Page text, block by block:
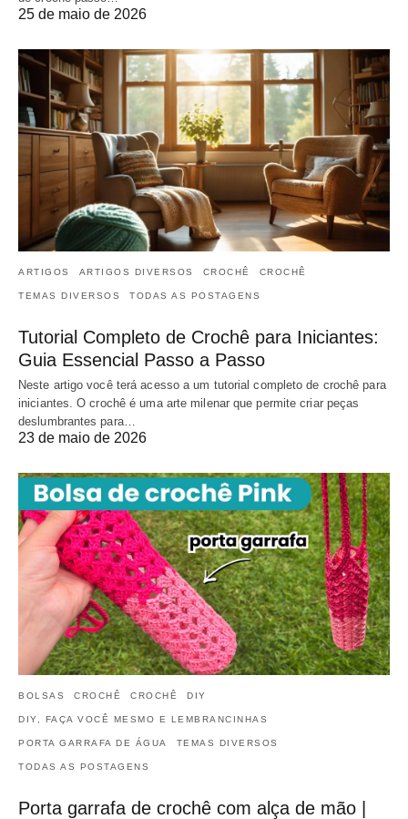
25 de maio de 2026
ARTIGOS ARTIGOS DIVERSOS CROCHÊ CROCHÊ
TEMAS DIVERSOS TODAS AS POSTAGENS
Tutorial Completo de Crochê para Iniciantes:
Guia Essencial Passo a Passo
Neste artigo você terá acesso a um tutorial completo de crochê para
iniciantes. O crochê é uma arte milenar que permite criar peças
deslumbrantes para…
23 de maio de 2026
BOLSAS CROCHÊ CROCHÊ DIY
DIY, FAÇA VOCÊ MESMO E LEMBRANCINHAS
PORTA GARRAFA DE ÁGUA TEMAS DIVERSOS
TODAS AS POSTAGENS
Porta garrafa de crochê com alça de mão |